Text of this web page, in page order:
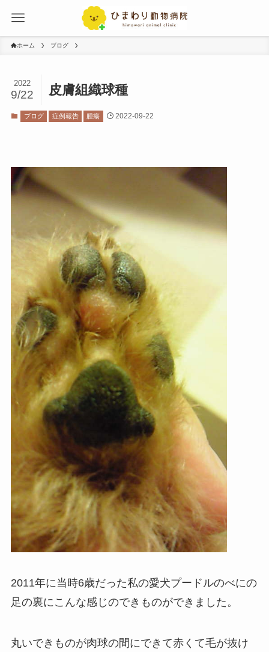
ホーム ブログ
皮膚組織球種
2022
9/22
ブログ 症例報告 腫瘍 2022-09-22
2011年に当時6歳だった私の愛犬プードルのべにの
足の裏にこんな感じのできものができました。
丸いできものが肉球の間にできて赤くて毛が抜け